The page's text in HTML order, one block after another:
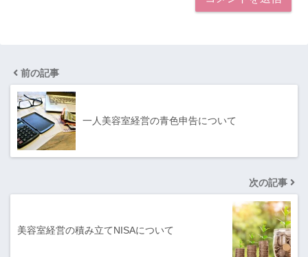
前の記事
一人美容室経営の青色申告について
次の記事
美容室経営の積み立てNISAについて